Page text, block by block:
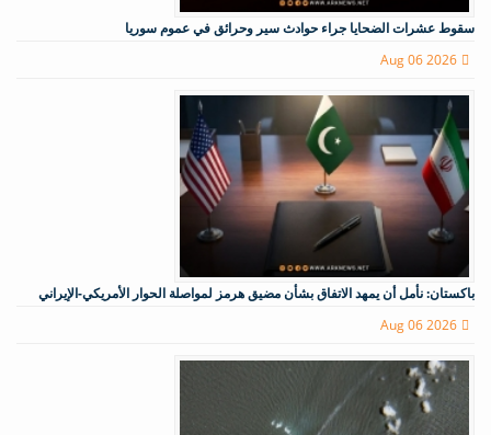
سقوط عشرات الضحايا جراء حوادث سير وحرائق في عموم سوريا
Aug 06 2026
باكستان: نأمل أن يمهد الاتفاق بشأن مضيق هرمز لمواصلة الحوار الأمريكي-الإيراني
Aug 06 2026